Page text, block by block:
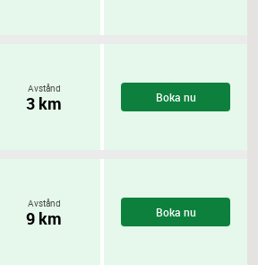
Avstånd
3 km Boka nu
Avstånd
9 km Boka nu